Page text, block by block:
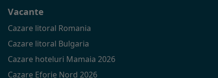
Vacante
Cazare litoral Romania
Cazare litoral Bulgaria
Cazare hoteluri Mamaia 2026
Cazare Eforie Nord 2026